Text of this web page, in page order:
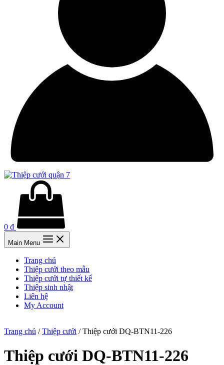
0 ₫
Main Menu
Trang chủ
Thiệp cưới theo mẫu
Thiệp cưới tự thiết kế
Thiệp sinh nhật
Liên hệ
My Account
Trang chủ /Thiệp cưới / Thiệp cưới DQ-BTN11-226
Thiệp cưới DQ-BTN11-226